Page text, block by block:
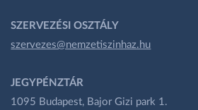
SZERVEZÉSI OSZTÁLY
szervezes@nemzetiszinhaz.hu
JEGYPÉNZTÁR
1095 Budapest, Bajor Gizi park 1.